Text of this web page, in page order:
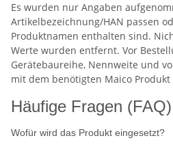
Es wurden nur Angaben
Artikelbezeichnung/HAN passen
Produktnamen enthalten sind.
Werte wurden entfernt. Vor
Gerätebaureihe, Nennweite und
mit dem benötigten Maico Produkt
Häufige Fragen (FAQ)
Wofür wird das Produkt eingesetzt?